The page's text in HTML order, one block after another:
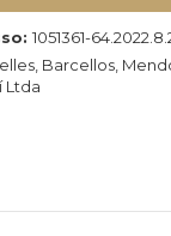
1051361-
Barcellos,
Ltda